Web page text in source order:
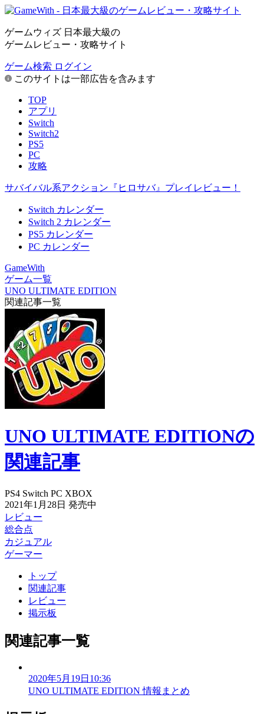
ゲームウィズ 日本最大級の
ゲームレビュー・攻略サイト
ゲーム検索 ログイン
このサイトは一部広告を含みます
TOP
アプリ
Switch
Switch2
PS5
PC
攻略
サバイバル系アクション『ヒロサバ』プレイレビュー！
Switch カレンダー
Switch 2 カレンダー
PS5 カレンダー
PC カレンダー
GameWith
ゲーム一覧
UNO ULTIMATE EDITION
関連記事一覧
UNO ULTIMATE EDITIONの
関連記事
PS4 Switch PC XBOX
2021年1月28日 発売中
レビュー
総合点
カジュアル
ゲーマー
トップ
関連記事
レビュー
掲示板
関連記事一覧
2020年5月19日10:36
UNO ULTIMATE EDITION 情報まとめ